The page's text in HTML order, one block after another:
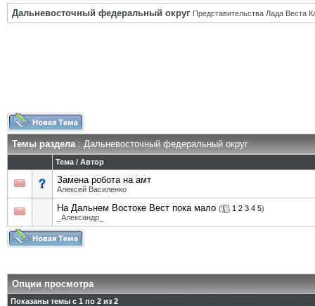
Дальневосточный федеральный округ Представительства Лада Веста
Темы раздела: Дальневосточный федеральный округ
Тема / Автор
Замена робота на амт
Алексей Василенко
На Дальнем Востоке Вест пока мало ( 1 2 3 4 5)
_Александр_
Опции просмотра
Показаны темы с 1 по 2 из 2